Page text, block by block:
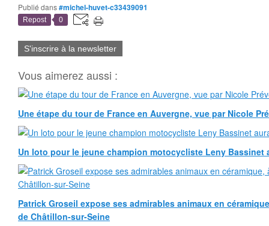
Publié dans#michel-huvet-c33439091
Repost 0
S'inscrire à la newsletter
Vous aimerez aussi :
Une étape du tour de France en Auvergne, vue par Nicole
Un loto pour le jeune champion motocycliste Leny Bassinet
Patrick Groseil expose ses admirables animaux en
de Châtillon-sur-Seine